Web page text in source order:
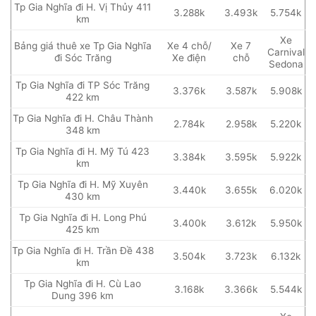
Tp Gia Nghĩa đi H. Vị Thủy 411
km
3.288k 3.493k 5.754k
Bảng giá thuê xe Tp Gia Nghĩa
đi Sóc Trăng
Xe 4 chỗ/
Xe điện
Xe 7
chỗ
Xe
Carnival
Sedona
Tp Gia Nghĩa đi TP Sóc Trăng
422 km
3.376k 3.587k 5.908k
Tp Gia Nghĩa đi H. Châu Thành
348 km
2.784k 2.958k 5.220k
Tp Gia Nghĩa đi H. Mỹ Tú 423
km
3.384k 3.595k 5.922k
Tp Gia Nghĩa đi H. Mỹ Xuyên
430 km
3.440k 3.655k 6.020k
Tp Gia Nghĩa đi H. Long Phú
425 km
3.400k 3.612k 5.950k
Tp Gia Nghĩa đi H. Trần Đề 438
km
3.504k 3.723k 6.132k
Tp Gia Nghĩa đi H. Cù Lao
Dung 396 km
3.168k 3.366k 5.544k